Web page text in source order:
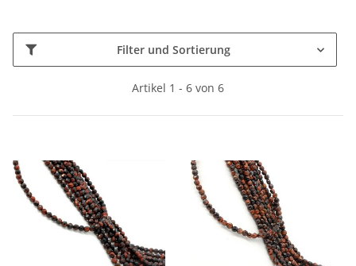
Filter und Sortierung
Artikel 1 - 6 von 6